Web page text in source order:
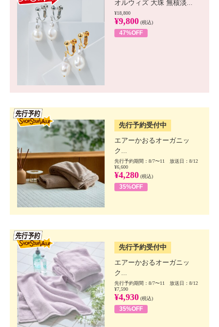
オルウィズ 大珠 無核淡...
¥18,800
¥9,800 (税込)
47%OFF
先行予約受付中
エアーかおるオーガニッ
ク...
先行予約期間：8/7〜11 放送日：8/12
¥6,600
¥4,280 (税込)
35%OFF
先行予約受付中
エアーかおるオーガニッ
ク...
先行予約期間：8/7〜11 放送日：8/12
¥7,590
¥4,930 (税込)
35%OFF